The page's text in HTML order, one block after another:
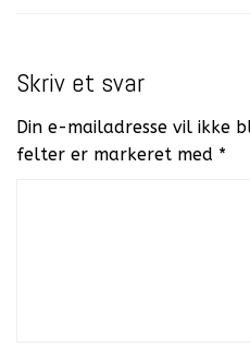
Skriv et svar
Din e-mailadresse vil ikke
felter er markeret med *